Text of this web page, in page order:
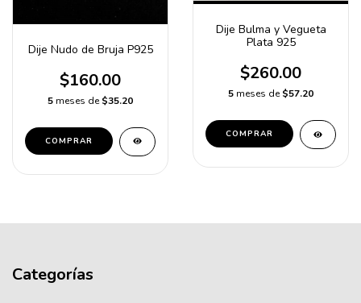
Dije Nudo de Bruja P925
$160.00
5 meses de$35.20
COMPRAR
Dije Bulma y Vegueta
Plata 925
$260.00
5 meses de$57.20
COMPRAR
Categorías